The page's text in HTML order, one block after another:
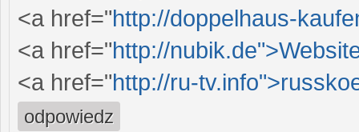
<a href="http://doppelhaus-
<a href="http://
<a href="http://ru-
odpowiedz